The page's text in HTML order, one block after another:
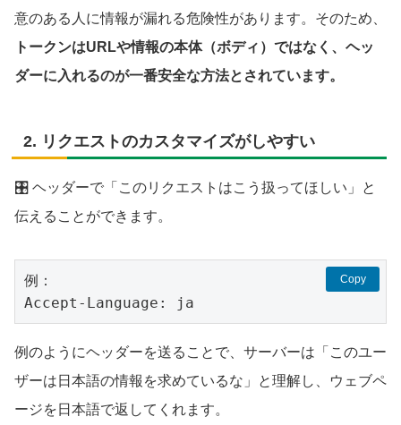
意のある人に情報が漏れる危険性があります。そのため、
トークンはURLや情報の本体（ボディ）ではなく、ヘッ
ダーに入れるのが一番安全な方法とされています。
2. リクエストのカスタマイズがしやすい
🎛️ ヘッダーで「このリクエストはこう扱ってほしい」と
伝えることができます。
例：
Accept-Language: ja
Copy
例のようにヘッダーを送ることで、サーバーは「このユー
ザーは日本語の情報を求めているな」と理解し、ウェブペ
ージを日本語で返してくれます。